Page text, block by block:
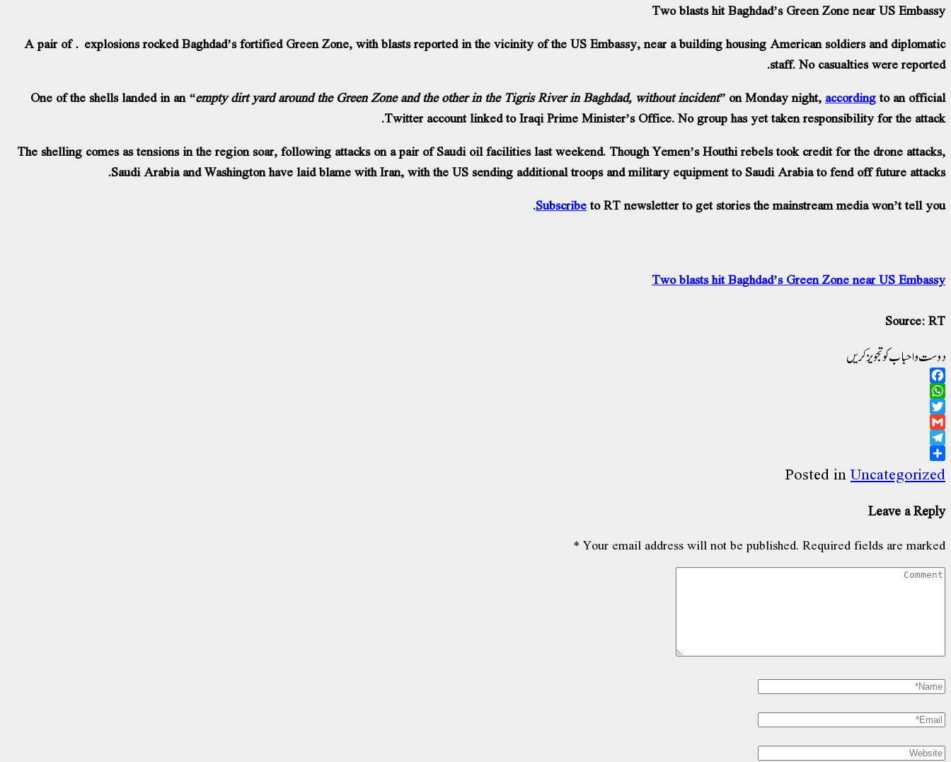
Two blasts hit Baghdad’s Green Zone near US Embassy
A pair of explosions rocked Baghdad’s fortified Green Zone, with blasts reported in the vicinity of the US Embassy, near a building housing American soldiers and diplomatic
staff. No casualties were reported.
One of the shells landed in an“empty dirt yard around the Green Zone and the other in the Tigris River in Baghdad, without incident” on Monday night, accordingto an official
Twitter account linked to Iraqi Prime Minister’s Office. No group has yet taken responsibility for the attack.
The shelling comes as tensions in the region soar, following attacks on a pair of Saudi oil facilities last weekend. Though Yemen’s Houthi rebels took credit for the drone attacks,
Saudi Arabia and Washington have laid blame with Iran, with the US sending additional troops and military equipment to Saudi Arabia to fend off future attacks.
Subscribeto RT newsletter to get stories the mainstream media won’t tell you.
Two blasts hit Baghdad’s Green Zone near US Embassy
Source: RT
دوست و احباب کو تجویز کریں
Facebook
WhatsApp
Twitter
Gmail
Telegram
Share
Posted inUncategorized
Leave a Reply
Your email address will not be published. Required fields are marked
*